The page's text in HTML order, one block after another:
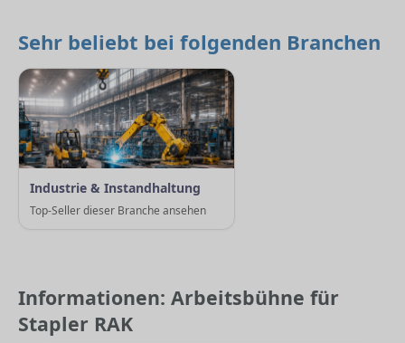
Sehr beliebt bei folgenden Branchen
Industrie & Instandhaltung
Top-Seller dieser Branche ansehen
Informationen: Arbeitsbühne für
Stapler RAK